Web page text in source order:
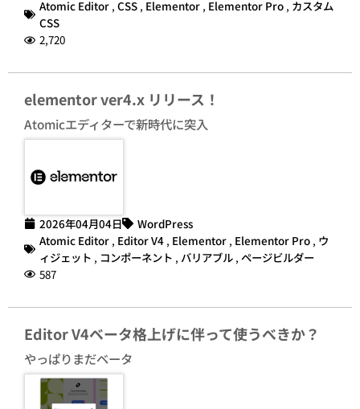
Atomic Editor , CSS , Elementor , Elementor Pro , カスタム
CSS
2,720
elementor ver4.x リリース！
Atomicエディターで新時代に突入
2026年04月04日
WordPress
Atomic Editor , Editor V4 , Elementor , Elementor Pro , ウ
ィジェット , コンポーネント , バリアブル , ページビルダー
587
Editor V4ベータ格上げに伴って使うべきか？
やっぱりまだベータ